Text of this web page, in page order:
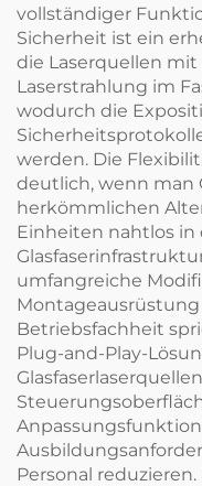
vollständiger
Sicherheit ist ein
die Laserquellen mit
Laserstrahlung im
wodurch die
werden. Die
deutlich, wenn man
herkömmlichen
Einheiten nahtlos in
umfangreiche
Betriebsfachheit
Plug-and-Play-
Personal